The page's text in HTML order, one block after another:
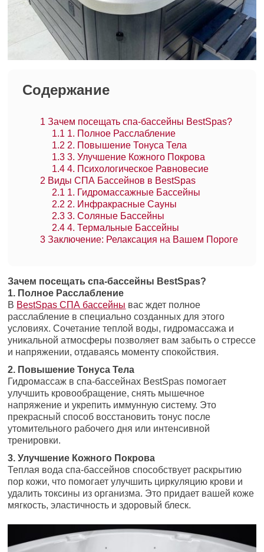
Содержание
1 Зачем посещать спа-бассейны BestSpas?
1.1 1. Полное Расслабление
1.2 2. Повышение Тонуса Тела
1.3 3. Улучшение Кожного Покрова
1.4 4. Психологическое Равновесие
2 Виды СПА Бассейнов в BestSpas
2.1 1. Гидромассажные Бассейны
2.2 2. Инфракрасные Сауны
2.3 3. Соляные Бассейны
2.4 4. Термальные Бассейны
3 Заключение: Релаксация на Вашем Пороге
Зачем посещать спа-бассейны BestSpas?
1. Полное Расслабление
В BestSpas СПА бассейны вас ждет полное
расслабление в специально созданных для этого
условиях. Сочетание теплой воды, гидромассажа и
уникальной атмосферы позволяет вам забыть о стрессе
и напряжении, отдаваясь моменту спокойствия.
2. Повышение Тонуса Тела
Гидромассаж в спа-бассейнах BestSpas помогает
улучшить кровообращение, снять мышечное
напряжение и укрепить иммунную систему. Это
прекрасный способ восстановить тонус после
утомительного рабочего дня или интенсивной
тренировки.
3. Улучшение Кожного Покрова
Теплая вода спа-бассейнов способствует раскрытию
пор кожи, что помогает улучшить циркуляцию крови и
удалить токсины из организма. Это придает вашей коже
мягкость, эластичность и здоровый блеск.